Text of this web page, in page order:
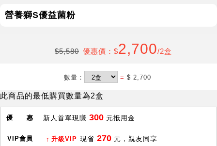
營養獅S優益菌粉
$5,580 優惠價：$2,700/2盒
數量： = $ 2,700
此商品的最低購買數量為2盒
優 惠 新人首單現賺 300 元抵用金
VIP會員 升級VIP 現省 270 元，親友同享